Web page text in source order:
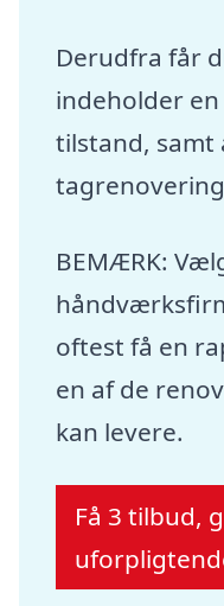
Derudfra får
indeholder
tilstand, samt
BEMÆRK:
oftest få en
en af de
kan levere.
Få 3 tilbud,